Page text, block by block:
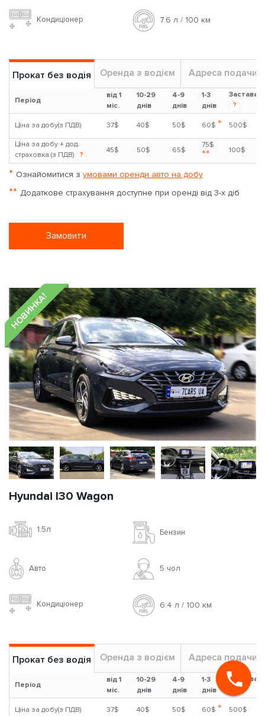
Кондиціонер 7.6 л / 100 км
Прокат без водія Оренда з водієм Адреса подачи
Період
від 1
міс.
10-29
днів
4-9
днів
1-3
днів
Застава
?
Ціна за добу(з ПДВ) 37$ 40$ 50$ 60$ * 500$
Ціна за добу + дод.
страховка (з ПДВ)
?
45$ 50$ 65$
75$
** 100$
* Ознайомитися з умовами оренди авто на добу
** Додаткове страхування доступне при оренді від 3-х діб
Замовити
НОВИНКА!
Hyundai I30 Wagon
1.5л Бензин
Авто 5 чoл
Кондиціонер 6.4 л / 100 км
Прокат без водія Оренда з водієм Адреса подачи
Період
від 1
міс.
10-29
днів
4-9
днів
1-3
днів
Застава
Ціна за добу(з ПДВ) 37$ 40$ 50$ 60$ * 500$